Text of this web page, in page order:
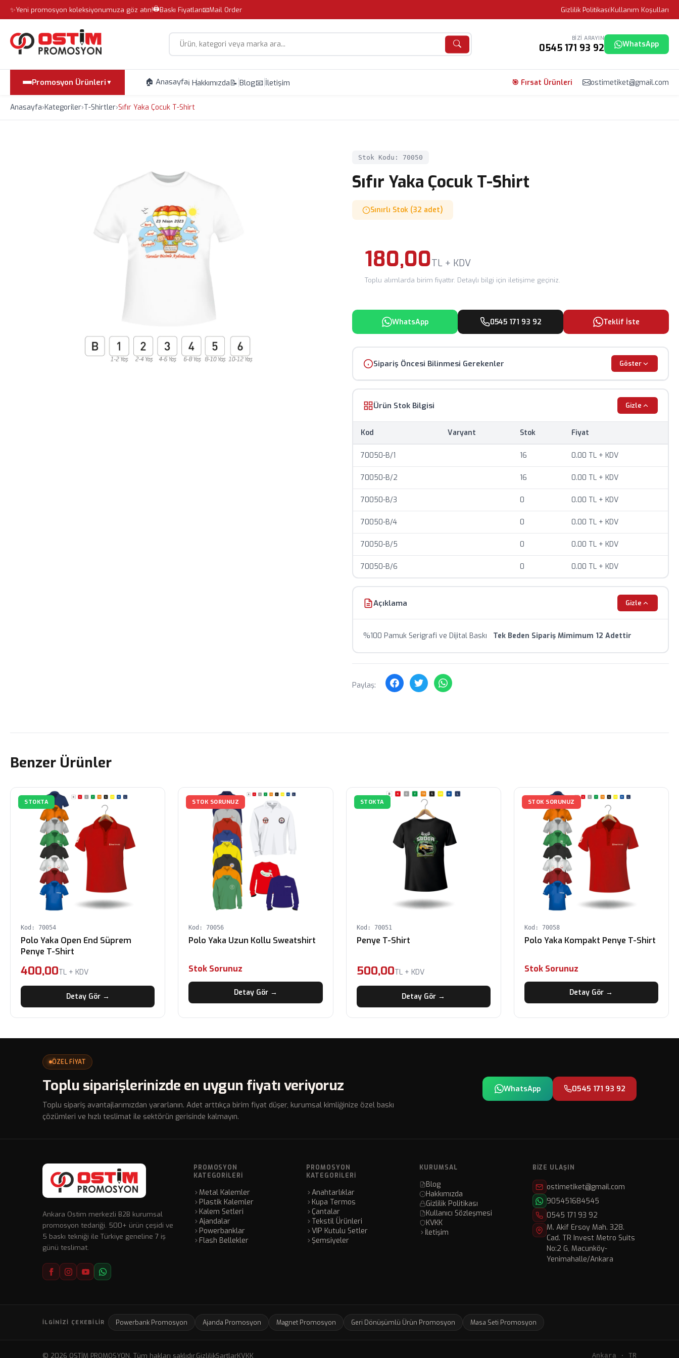
✨Yeni promosyon koleksiyonumuza göz atın!🖨️Baskı Fiyatları📧Mail Order Gizlilik Politikası|Kullanım Koşulları
Site içi arama BIZI ARAYIN
0545 171 93 92 WhatsApp
Promosyon Ürünleri▼ 🏠 Anasayfaℹ️ Hakkımızda📝 Blog📧 İletişim 🎯 Fırsat Ürünleri ostimetiket@gmail.com
Anasayfa›Kategoriler›T-Shirtler›Sıfır Yaka Çocuk T-Shirt
Stok Kodu: 70050
Sıfır Yaka Çocuk T-Shirt
Sınırlı Stok (32 adet)
180,00TL + KDV
Toplu alımlarda birim fiyattır. Detaylı bilgi için iletişime geçiniz.
WhatsApp 0545 171 93 92 Teklif İste
Sipariş Öncesi Bilinmesi Gerekenler Göster
Ürün görselleri temsilidir, renk ve görünüm farklılık gösterebilir.
Fiyatlar KDV hariç olup, güncel döviz kurlarına göre değişiklik gösterebilir.
Baskılı ürünlerde minimum sipariş adedi uygulanmaktadır.
Stok durumu anlık olarak değişebilir, sipariş öncesi teyit alınız.
Toplu siparişlerde özel fiyat teklifi için bizimle iletişime geçin.
Ürün Stok Bilgisi Gizle
Kod Varyant Stok Fiyat
70050-B/1 16 0.00 TL + KDV
70050-B/2 16 0.00 TL + KDV
70050-B/3 0 0.00 TL + KDV
70050-B/4 0 0.00 TL + KDV
70050-B/5 0 0.00 TL + KDV
70050-B/6 0 0.00 TL + KDV
Açıklama Gizle
%100 Pamuk Serigrafi ve Dijital Baskı Tek Beden Sipariş Mimimum 12 Adettir
Paylaş:
Benzer Ürünler
STOKTA
Kod: 70054
Polo Yaka Open End Süprem
Penye T-Shirt
400,00TL + KDV
Detay Gör →
STOK SORUNUZ
Kod: 70056
Polo Yaka Uzun Kollu Sweatshirt
Stok Sorunuz
Detay Gör →
STOKTA
Kod: 70051
Penye T-Shirt
500,00TL + KDV
Detay Gör →
STOK SORUNUZ
Kod: 70058
Polo Yaka Kompakt Penye T-Shirt
Stok Sorunuz
Detay Gör →
ÖZEL FİYAT
Toplu siparişlerinizde en uygun fiyatı veriyoruz
Toplu sipariş avantajlarımızdan yararlanın. Adet arttıkça birim fiyat düşer, kurumsal kimliğinize özel baskı
çözümleri ve hızlı teslimat ile sektörün gerisinde kalmayın.
WhatsApp 0545 171 93 92
Ankara Ostim merkezli B2B kurumsal
promosyon tedariği. 500+ ürün çeşidi ve
5 baskı tekniği ile Türkiye geneline 7 iş
günü teslimat.
PROMOSYON
KATEGORILERI
Metal Kalemler
Plastik Kalemler
Kalem Setleri
Ajandalar
Powerbanklar
Flash Bellekler
PROMOSYON
KATEGORILERI
Anahtarlıklar
Kupa Termos
Çantalar
Tekstil Ürünleri
VIP Kutulu Setler
Şemsiyeler
KURUMSAL
Blog
Hakkımızda
Gizlilik Politikası
Kullanıcı Sözleşmesi
KVKK
İletişim
BIZE ULAŞIN
ostimetiket@gmail.com
905451684545
0545 171 93 92
M. Akif Ersoy Mah. 328.
Cad. TR Invest Metro Suits
No:2 G, Macunköy-
Yenimahalle/Ankara
İLGINIZI ÇEKEBILIR Powerbank Promosyon Ajanda Promosyon Magnet Promosyon Geri Dönüşümlü Ürün Promosyon Masa Seti Promosyon
© 2026 OSTİM PROMOSYON. Tüm hakları saklıdır.GizlilikŞartlarKVKK Ankara · TR